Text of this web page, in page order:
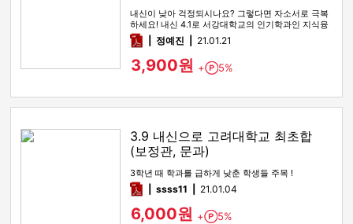
내신이 낮아 걱정되시나요? 그렇다면 자소서로 극복
하세요! 내신 4.1로 서강대학교의 인기학과인 지식융
합미디어학부에 합격한 자…
pdf정예진 21.01.21
3,900원 + Point
5%
3.9 내신으로 고려대학교 최초합
(보정관, 문과)
3학년 때 학과를 급하게 낮춘 학생들 주목 !
pdfssss11 21.01.04
6,000원 + Point
5%